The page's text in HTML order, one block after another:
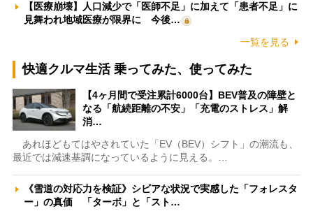
【医療崩壊】人口減少で「医師不足」に加えて「患者不足」に
見舞われ地域医療が限界に 今後…
一覧を見る
快適クルマ生活 乗ってみた、使ってみた
【4ヶ月間で受注累計6000台】BEV普及の障壁と
なる「航続距離の不安」「充電のストレス」解
消…
あれほどもてはやされていた「EV（BEV）シフト」の潮流も、
最近では減速基調になっているように見える。…
《雪道の対応力を検証》シビアな状況で実感した「フォレスタ
ー」の真価 「ターボ」と「スト…